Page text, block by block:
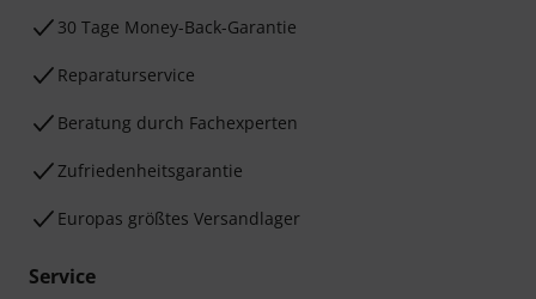
30 Tage Money-Back-Garantie
Reparaturservice
Beratung durch Fachexperten
Zufriedenheitsgarantie
Europas größtes Versandlager
Service